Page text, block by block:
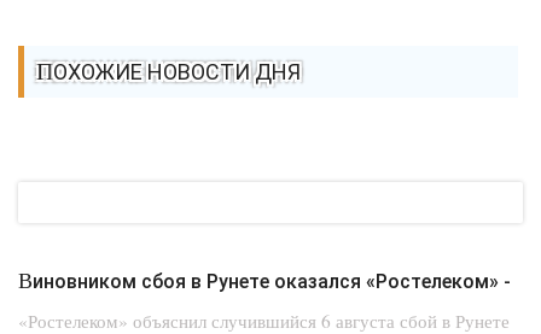
ПОХОЖИЕ НОВОСТИ ДНЯ
Виновником сбоя в Рунете оказался «Ростелеком» -
«Ростелеком» объяснил случившийся 6 августа сбой в Рунете